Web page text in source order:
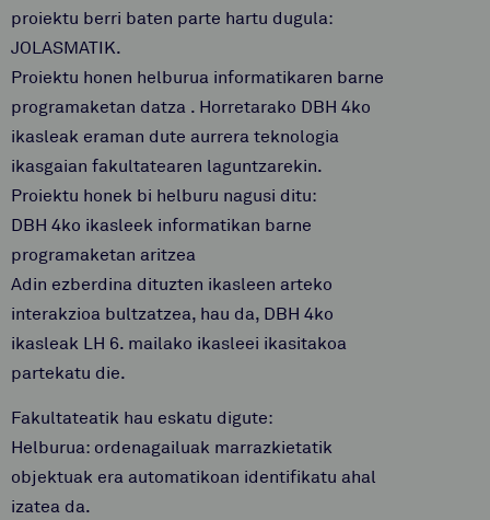
proiektu berri baten parte hartu dugula:
JOLASMATIK.
Proiektu honen helburua informatikaren barne
programaketan datza . Horretarako DBH 4ko
ikasleak eraman dute aurrera teknologia
ikasgaian fakultatearen laguntzarekin.
Proiektu honek bi helburu nagusi ditu:
DBH 4ko ikasleek informatikan barne
programaketan aritzea
Adin ezberdina dituzten ikasleen arteko
interakzioa bultzatzea, hau da, DBH 4ko
ikasleak LH 6. mailako ikasleei ikasitakoa
partekatu die.
Fakultateatik hau eskatu digute:
Helburua: ordenagailuak marrazkietatik
objektuak era automatikoan identifikatu ahal
izatea da.